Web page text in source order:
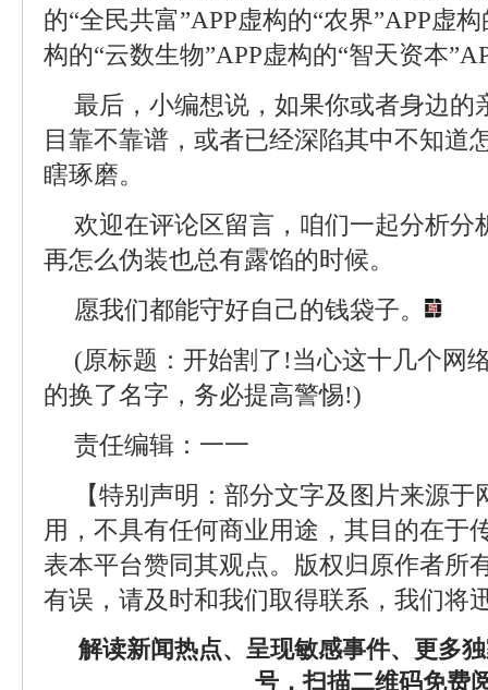
的“全民共富”APP虚构的“农界”APP虚
构的“云数生物”APP虚构的“智天资本
最后，小编想说，如果你或者身边的
目靠不靠谱，或者已经深陷其中不知道
瞎琢磨。
欢迎在评论区留言，咱们一起分析分
再怎么伪装也总有露馅的时候。
愿我们都能守好自己的钱袋子。
(原标题：开始割了!当心这十几个网
的换了名字，务必提高警惕!)
责任编辑：一一
【特别声明：部分文字及图片来源
用，不具有任何商业用途，其目的在于
表本平台赞同其观点。版权归原作者所
有误，请及时和我们取得联系，我们将
解读新闻热点、呈现敏感事件、更多
号，扫描二维码免费